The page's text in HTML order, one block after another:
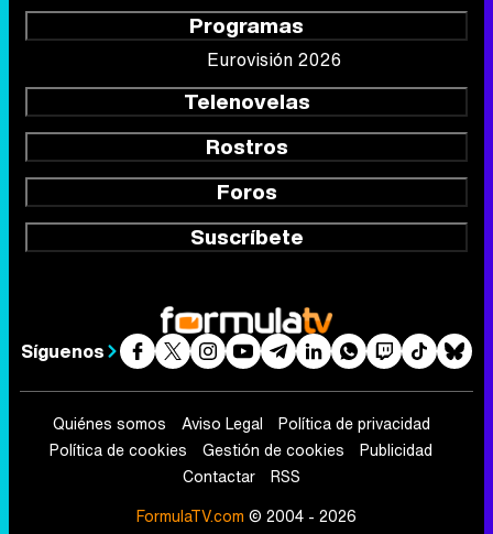
Programas
Eurovisión 2026
Telenovelas
Rostros
Foros
Suscríbete
Síguenos
Quiénes somos Aviso Legal
Política de privacidad
Política de cookies
Gestión de cookies
Publicidad
Contactar
RSS
FormulaTV.com © 2004 - 2026